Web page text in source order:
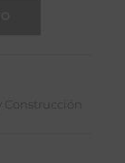
Construcción